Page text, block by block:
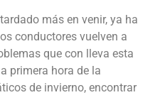
más en venir, ya ha
conductores vuelven a
que con lleva esta
primera hora de la
de invierno, encontrar